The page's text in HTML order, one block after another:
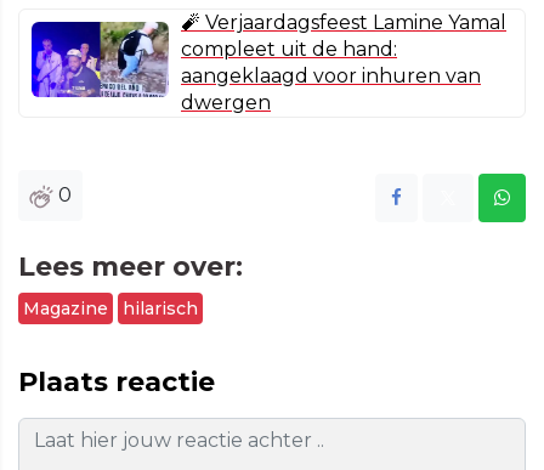
🧨 Verjaardagsfeest Lamine Yamal
compleet uit de hand:
aangeklaagd voor inhuren van
dwergen
0
Lees meer over:
Magazine hilarisch
Plaats reactie